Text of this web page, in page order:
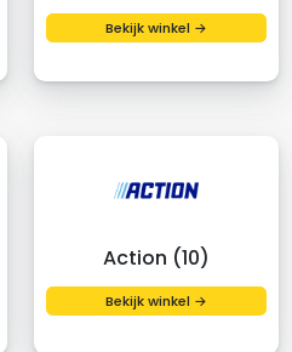
Bekijk winkel →
Action (10)
Bekijk winkel →